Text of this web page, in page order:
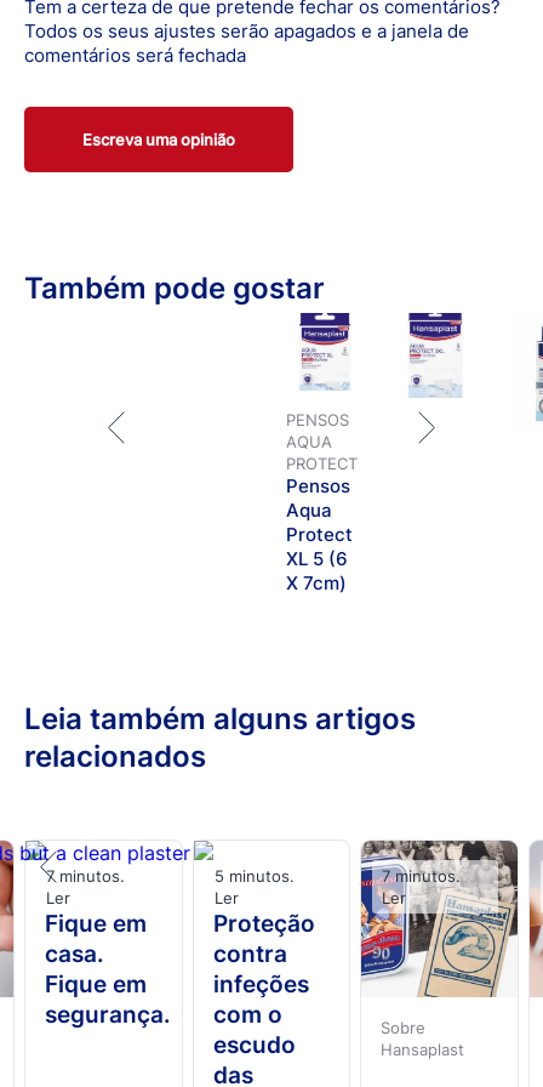
Tem a certeza de que pretende fechar os comentários?
Todos os seus ajustes serão apagados e a janela de
comentários será fechada
Escreva uma opinião
Também pode gostar
PENSOS
AQUA
PROTECT
Pensos
Aqua
Protect
XL 5 (6
X 7cm)
Leia também alguns artigos
relacionados
Fique em
casa.
Fique em
segurança.
7 minutos.
Ler
Proteção
contra
infeções
com o
escudo
das
5 minutos.
Ler
Sobre
Hansaplast
7 minutos.
Ler